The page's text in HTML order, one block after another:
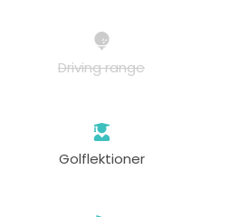
Driving range
Golflektioner